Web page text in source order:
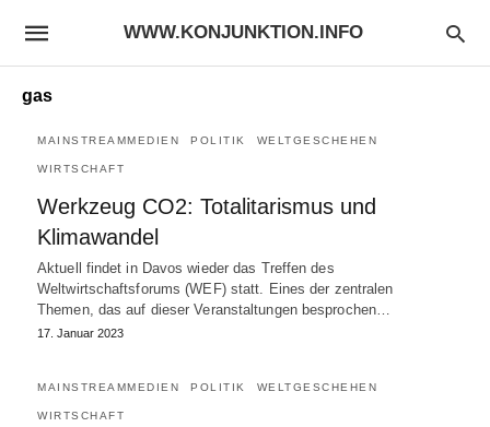
WWW.KONJUNKTION.INFO
gas
MAINSTREAMMEDIEN POLITIK WELTGESCHEHEN
WIRTSCHAFT
Werkzeug CO2: Totalitarismus und
Klimawandel
Aktuell findet in Davos wieder das Treffen des
Weltwirtschaftsforums (WEF) statt. Eines der zentralen
Themen, das auf dieser Veranstaltungen besprochen…
17. Januar 2023
MAINSTREAMMEDIEN POLITIK WELTGESCHEHEN
WIRTSCHAFT